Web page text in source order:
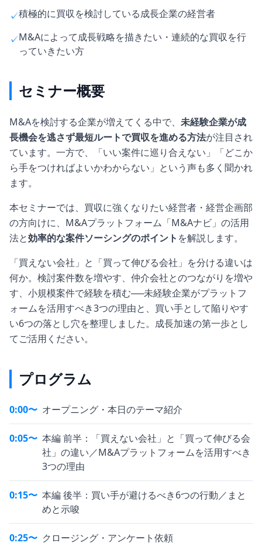
✓積極的に買収を検討している成長企業の経営者
✓M&Aによって成長戦略を描きたい・連続的な買収を行
っていきたい方
セミナー概要
M&Aを検討する企業が増えてくる中で、 未経験企業が成
長機会を逃さず最短ルートで買収を進める方法が注目され
ています。一方で、「いい案件に巡り合えない」「どこか
ら手をつければよいかわからない」という声も多く聞かれ
ます。
本セミナーでは、買収に強くなりたい経営者・経営企画部
の方向けに、M&Aプラットフォーム「M&Aナビ」の活用
法と効率的な案件ソーシングのポイント を解説します。
「買えない会社」と「買って伸びる会社」を分ける違いは
何か。検討案件数を増やす、仲介会社とのつながりを増や
す、小規模案件で経験を積む──未経験企業がプラットフ
ォームを活用すべき3つの理由と、買い手として陥りやす
い6つの落とし穴を整理しました。成長加速の第一歩とし
てご活用ください。
プログラム
0:00〜 オープニング・本日のテーマ紹介
0:05〜 本編 前半：「買えない会社」と「買って伸びる会
社」の違い／M&Aプラットフォームを活用すべき
3つの理由
0:15〜 本編 後半：買い手が避けるべき6つの行動／まと
めと示唆
0:25〜 クロージング・アンケート依頼